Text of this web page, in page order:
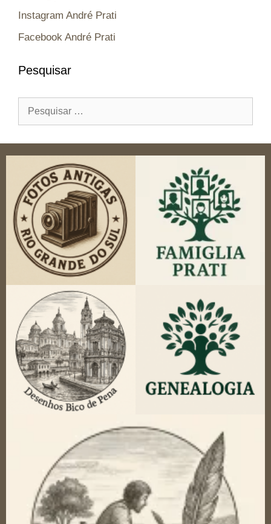
Instagram André Prati
Facebook André Prati
Pesquisar
Pesquisar
por: